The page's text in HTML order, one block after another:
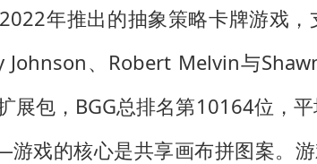
年推出的抽象策略卡牌游戏
、Robert Melvin与
展包，BGG总排名第10164位，
戏的核心是共享画布拼图案。